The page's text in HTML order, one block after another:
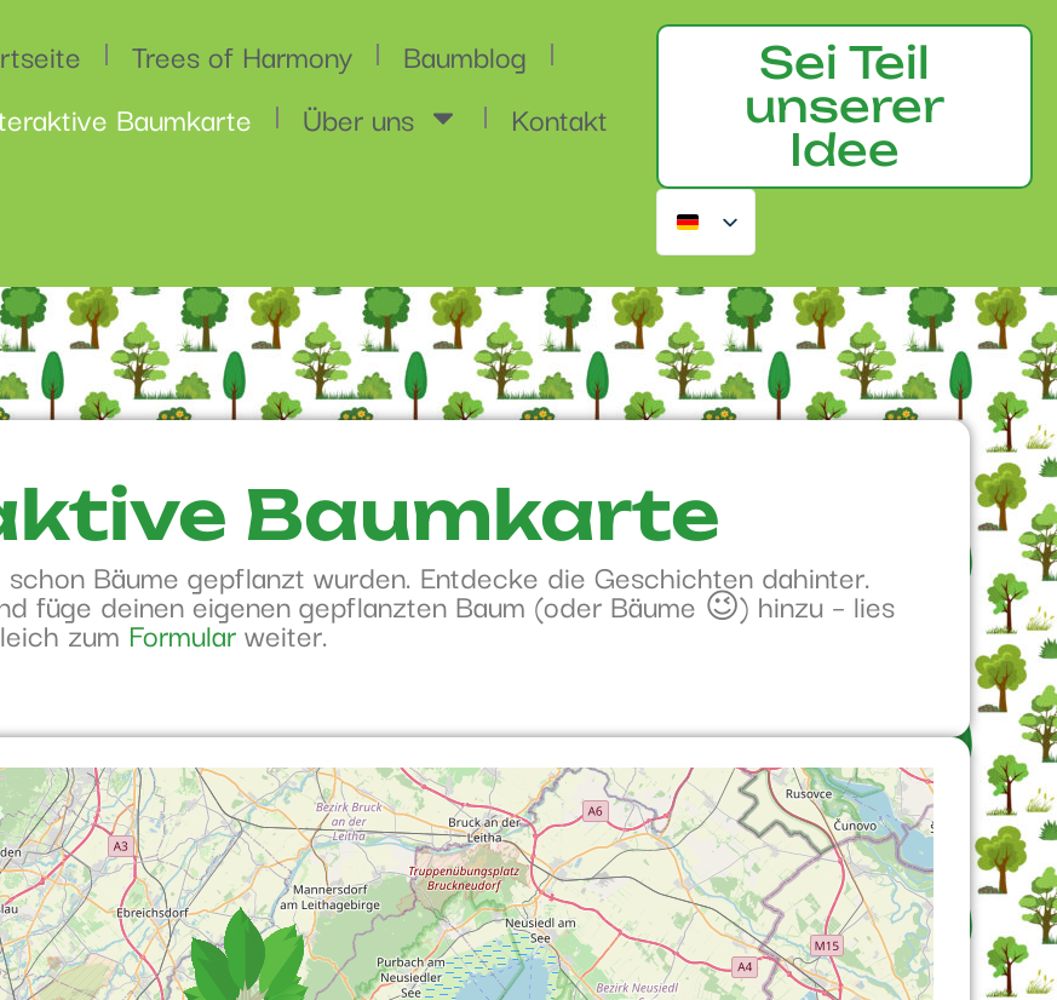
Trees of Harmony
Baumblog
Baumkarte
Über uns Kontakt
Sei Teil
unserer
Idee
Baumkarte
Bäume gepflanzt wurden. Entdecke die Geschichten dahinter.
füge deinen eigenen gepflanzten Baum (oder Bäume 😉) hinzu – lies
zumFormularweiter.